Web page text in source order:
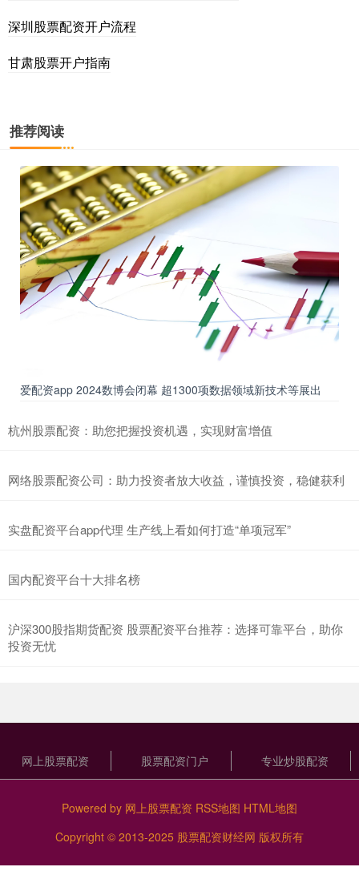
深圳股票配资开户流程
甘肃股票开户指南
推荐阅读
爱配资app 2024数博会闭幕 超1300项数据领域新技术等展出
杭州股票配资：助您把握投资机遇，实现财富增值
网络股票配资公司：助力投资者放大收益，谨慎投资，稳健获利
实盘配资平台app代理 生产线上看如何打造“单项冠军”
国内配资平台十大排名榜
沪深300股指期货配资 股票配资平台推荐：选择可靠平台，助你
投资无忧
网上股票配资 股票配资门户 专业炒股配资
Powered by 网上股票配资 RSS地图 HTML地图
Copyright © 2013-2025 股票配资财经网 版权所有